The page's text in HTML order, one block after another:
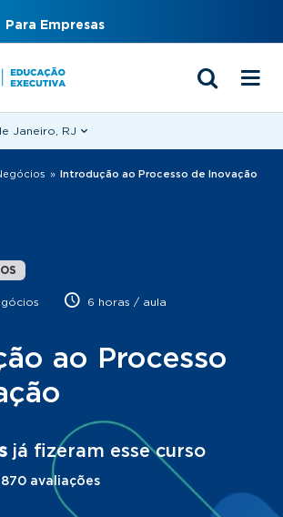
Para Empresas
Janeiro, RJ
aqui
» Introdução ao Processo de Inovação
6 horas / aula
ao Processo
já fizeram esse curso
870 avaliações